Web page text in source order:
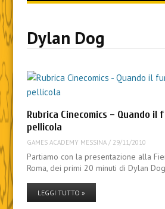
content
Dylan Dog
Rubrica Cinecomics – Quando
pellicola
GAMES ACADEMY MESSINA/ 29/11/2010
Partiamo con la presentazione alla
Roma, dei primi 20 minuti di Dylan
LEGGI TUTTO »